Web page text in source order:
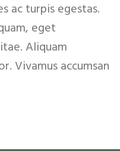
ac turpis egestas.
eget
Aliquam
Vivamus accumsan